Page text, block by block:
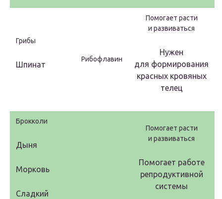
Грибы
Шпинат
Рибофлавин
Помогает расти
и развиваться
Нужен
для формирования
красных кровяных
телец
Брокколи
Дыня
Морковь
Сладкий
Помогает расти
и развиваться
Помогает работе
репродуктивной
системы